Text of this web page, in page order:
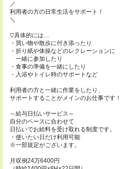
／
利用者の方の日常生活をサポート！
＼
▽具体的には…
・買い物や散歩に付き添ったり
・折り紙や体操などのレクレーションに
一緒に参加したり
・食事の準備を一緒にしたり
・入浴やトイレ時のサポートなど
利用者の方と一緒に作業をしたり、
サポートすることがメインのお仕事です！
～給与日払いサービス～
自分のペースに合わせて
日払いでお給料を受け取れる制度です。
・使いたい日だけ利用可能
※一部規定がございます。
月収例24万6400円